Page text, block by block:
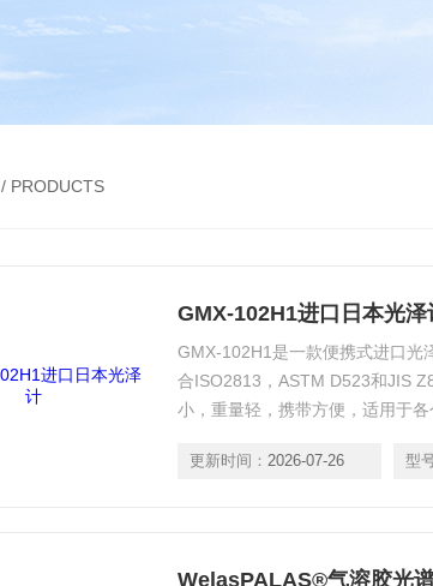
/ PRODUCTS
GMX-102H1进口日本光泽
GMX-102H1是一款便携式进口光
合ISO2813，ASTM D523和JIS
小，重量轻，携带方便，适用于
更新时间： 2026-07-26 型
WelasPALAS®气溶胶光